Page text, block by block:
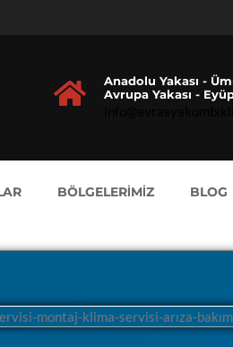
Anadolu Yakası -
Avrupa Yakası -
BÖLGELERİMİZ BLOG